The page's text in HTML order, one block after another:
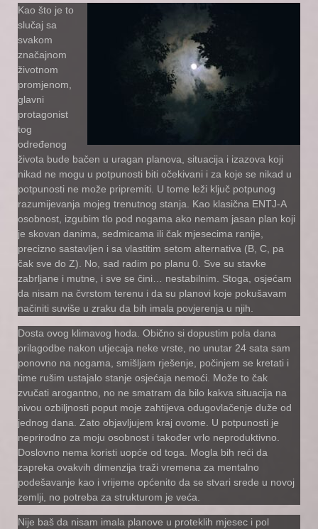
Kao što je to
slučaj sa
svakom
značajnom
životnom
promjenom,
glavni
protagonist
tog
određenog
života bude bačen u uragan planova, situacija i izazova koji
nikad ne mogu u potpunosti biti očekivani i za koje se nikad u
potpunosti ne može pripremiti. U tome leži ključ potpunog
razumijevanja mojeg trenutnog stanja. Kao klasična ENTJ-A
osobnost, izgubim tlo pod nogama ako nemam jasan plan koji
je skovan danima, sedmicama ili čak mjesecima ranije,
precizno sastavljen i sa vlastitim setom alternativa (B, C, pa
čak sve do Z). No, sad radim po planu 0. Sve su stavke
zabrljane i mutne, i sve se čini… nestabilnim. Stoga, osjećam
da nisam na čvrstom terenu i da su planovi koje pokušavam
načiniti suviše u zraku da bih imala povjerenja u njih.
Dosta ovog klimavog hoda. Obično si dopustim pola dana
prilagodbe nakon utjecaja neke vrste, no unutar 24 sata sam
ponovno na nogama, smišljam rješenje, počinjem se kretati i
time rušim ustajalo stanje osjećaja nemoći. Može to čak
zvučati arogantno, no ne smatram da bilo kakva situacija na
nivou ozbiljnosti poput moje zahtijeva odugovlačenje duže od
jednog dana. Zato objavljujem kraj ovome. U potpunosti je
neprirodno za moju osobnost i također vrlo neproduktivno.
Doslovno nema koristi uopće od toga. Mogla bih reći da
zapreka ovakvih dimenzija traži vremena za mentalno
podešavanje kao i vrijeme općenito da se stvari srede u novoj
zemlji, no potreba za strukturom je veća.
Nije baš da nisam imala planove u proteklih mjesec i pol